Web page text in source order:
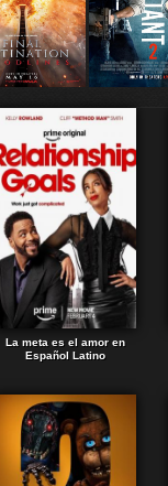
La meta es el amor en
Español Latino